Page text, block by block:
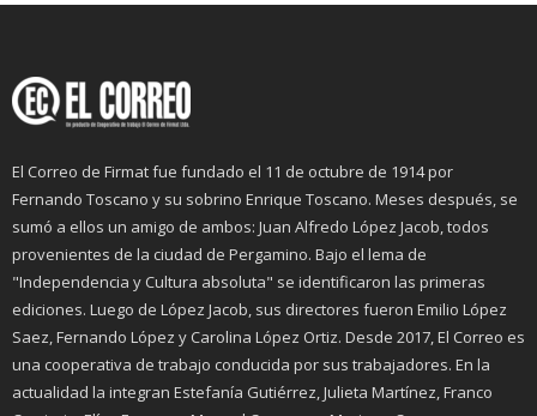
El Correo de Firmat fue fundado el 11 de octubre de 1914 por
Fernando Toscano y su sobrino Enrique Toscano. Meses después, se
sumó a ellos un amigo de ambos: Juan Alfredo López Jacob, todos
provenientes de la ciudad de Pergamino. Bajo el lema de
"Independencia y Cultura absoluta" se identificaron las primeras
ediciones. Luego de López Jacob, sus directores fueron Emilio López
Saez, Fernando López y Carolina López Ortiz. Desde 2017, El Correo es
una cooperativa de trabajo conducida por sus trabajadores. En la
actualidad la integran Estefanía Gutiérrez, Julieta Martínez, Franco